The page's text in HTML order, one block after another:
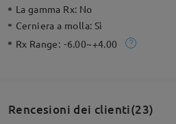
La gamma Rx: No
Cerniera a molla: Sì
Rx Range: -6.00~+4.00
Rencesioni dei clienti(23)